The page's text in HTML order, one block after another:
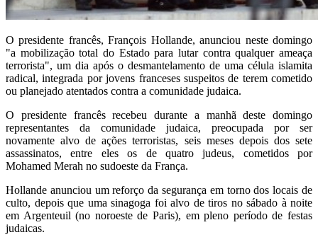
O presidente francês, François Hollande, anunciou neste domingo
"a mobilização total do Estado para lutar contra qualquer ameaça
terrorista", um dia após o desmantelamento de uma célula islamita
radical, integrada por jovens franceses suspeitos de terem cometido
ou planejado atentados contra a comunidade judaica.
O presidente francês recebeu durante a manhã deste domingo
representantes da comunidade judaica, preocupada por ser
novamente alvo de ações terroristas, seis meses depois dos sete
assassinatos, entre eles os de quatro judeus, cometidos por
Mohamed Merah no sudoeste da França.
Hollande anunciou um reforço da segurança em torno dos locais de
culto, depois que uma sinagoga foi alvo de tiros no sábado à noite
em Argenteuil (no noroeste de Paris), em pleno período de festas
judaicas.